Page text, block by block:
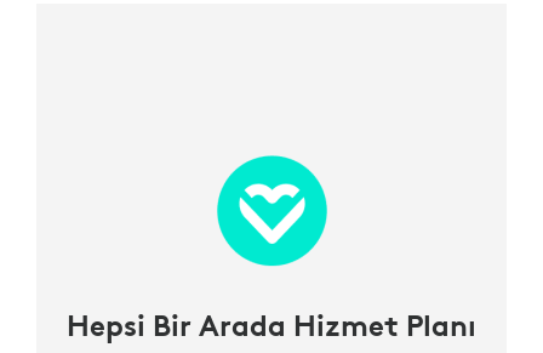
Hepsi Bir Arada Hizmet Planı